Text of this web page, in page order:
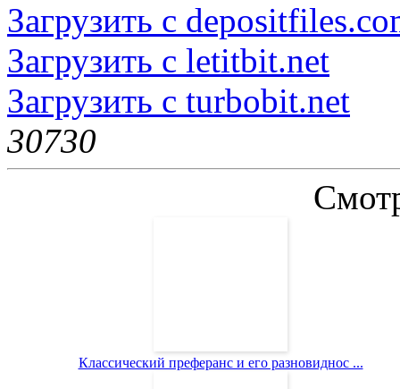
Загрузить с
Загрузить с letitbit.net
Загрузить с turbobit.net
30730
Классический преферанс и его разновиднос ...